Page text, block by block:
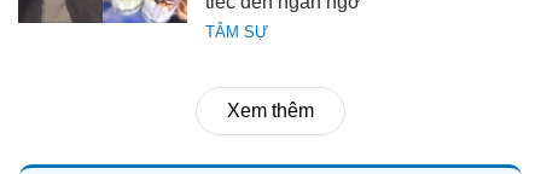
TÂM SỰ
Xem thêm